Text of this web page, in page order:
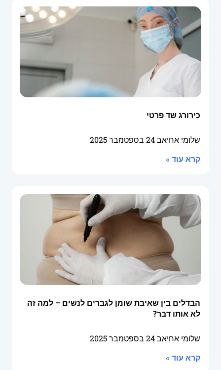
כירורג שד פרטי
שלומי אחיאב24 בספטמבר 2025
קרא עוד »
הבדלים בין שאיבת שומן לגברים לנשים – למה זה
לא אותו דבר?
שלומי אחיאב24 בספטמבר 2025
קרא עוד »